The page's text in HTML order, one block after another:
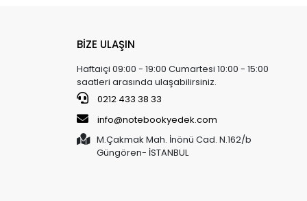
BİZE ULAŞIN
Haftaiçi 09:00 - 19:00 Cumartesi 10:00 - 15:00
saatleri arasında ulaşabilirsiniz.
0212 433 38 33
info@notebookyedek.com
M.Çakmak Mah. İnönü Cad. N.162/b
Güngören- İSTANBUL